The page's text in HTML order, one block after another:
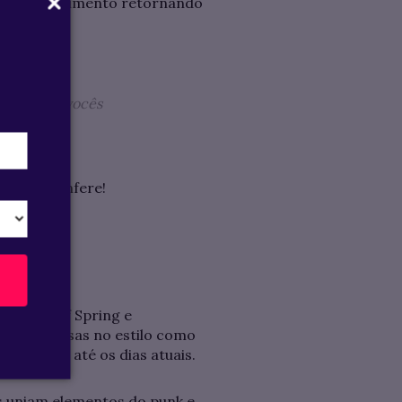
todos vocês
e confere!
Rites of Spring e
famosas no estilo como
fiel até os dias atuais.